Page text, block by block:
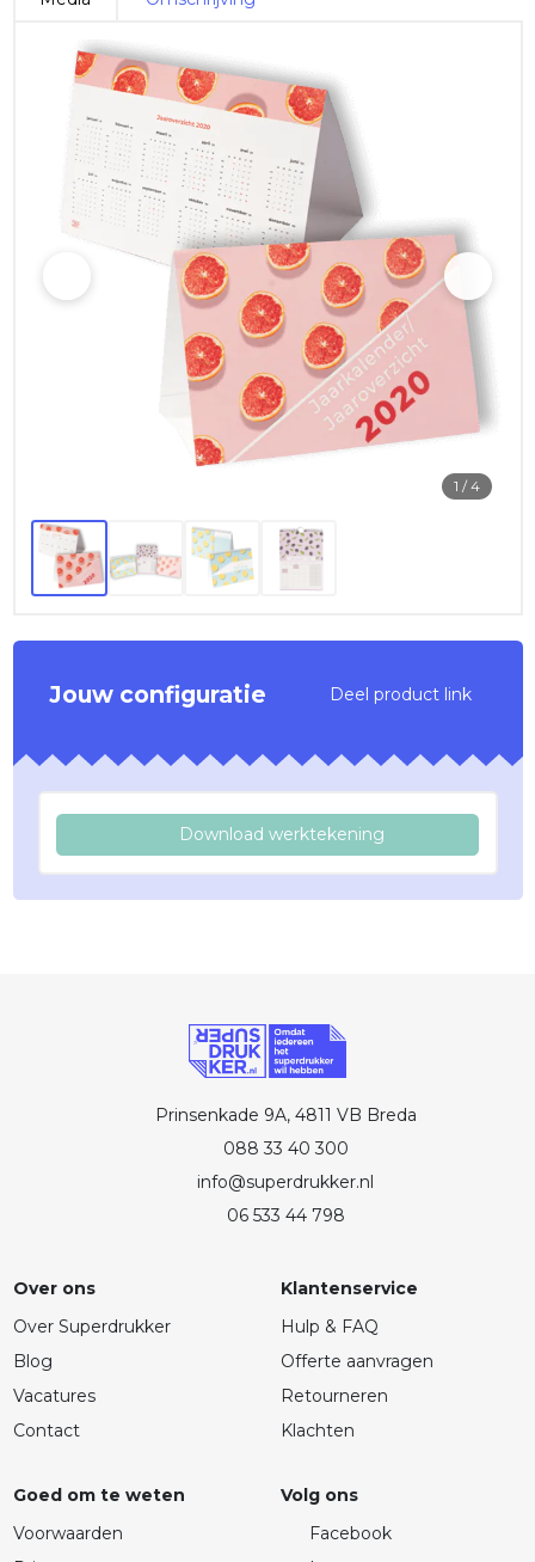
1 / 4
Jouw configuratie Deel product link
Download werktekening
Prinsenkade 9A, 4811 VB Breda
088 33 40 300
info@superdrukker.nl
06 533 44 798
Over ons
Over Superdrukker
Blog
Vacatures
Contact
Klantenservice
Hulp & FAQ
Offerte aanvragen
Retourneren
Klachten
Goed om te weten
Voorwaarden
Volg ons
Facebook